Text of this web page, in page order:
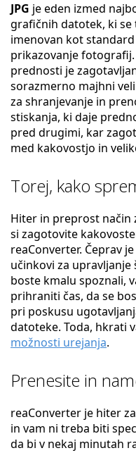
JPG je eden izmed
grafičnih datotek, ki
imenovan kot
prikazovanje
prednosti je
sorazmerno majhni
za shranjevanje in
stiskanja, ki daje
pred drugimi, kar
med kakovostjo in
Torej, kako
Hiter in preprost način
si zagotovite
reaConverter. Čeprav
učinkovi za
boste kmalu spoznali,
prihraniti čas, da se
pri poskusu
datoteke. Toda, hkrati
možnosti urejanja.
Prenesite in
reaConverter je hiter
in vam ni treba biti
da bi v nekaj minutah